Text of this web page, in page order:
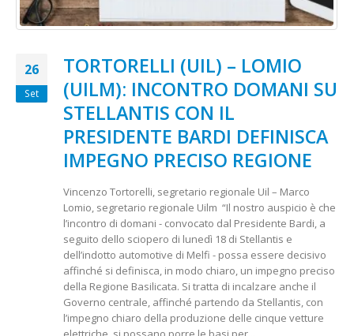
26
Set
TORTORELLI (UIL) – LOMIO
(UILM): INCONTRO DOMANI SU
STELLANTIS CON IL
PRESIDENTE BARDI DEFINISCA
IMPEGNO PRECISO REGIONE
Vincenzo Tortorelli, segretario regionale Uil – Marco
Lomio, segretario regionale Uilm “Il nostro auspicio è che
l’incontro di domani - convocato dal Presidente Bardi, a
seguito dello sciopero di lunedì 18 di Stellantis e
dell’indotto automotive di Melfi - possa essere decisivo
affinché si definisca, in modo chiaro, un impegno preciso
della Regione Basilicata. Si tratta di incalzare anche il
Governo centrale, affinché partendo da Stellantis, con
l’impegno chiaro della produzione delle cinque vetture